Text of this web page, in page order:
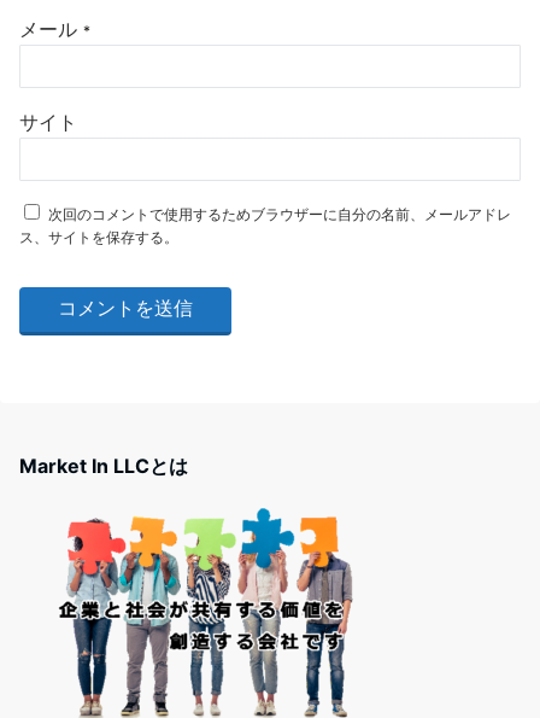
メール *
サイト
次回のコメントで使用するためブラウザーに自分の名前、メールアドレ
ス、サイトを保存する。
Market In LLCとは